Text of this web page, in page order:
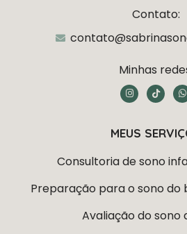
Contato:
Minhas
I
n
s
g
m
T
i
k
k
h
a
a
p
MEUS
Consultoria de sono
Preparação para o sono
Avaliação do sono